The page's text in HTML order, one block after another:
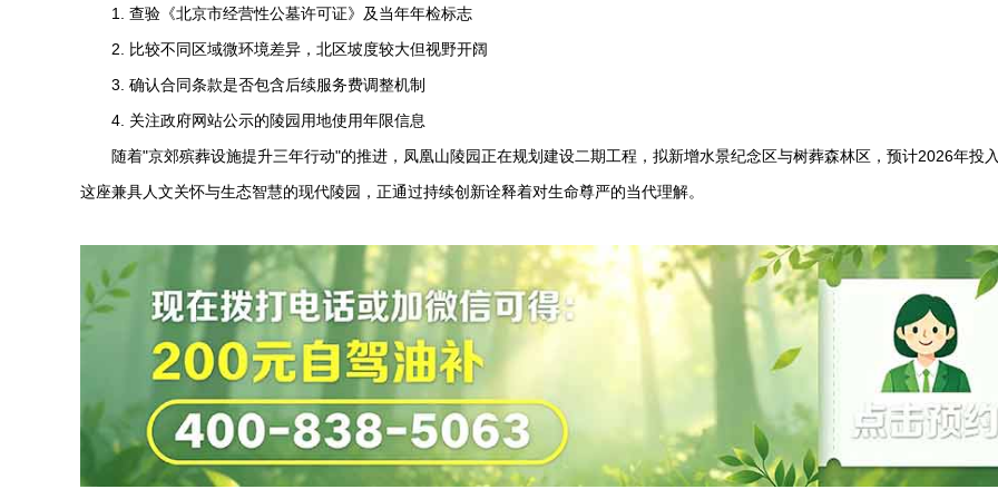
1. 查验《北京市经营性公墓许可证》及当年年检标志
2. 比较不同区域微环境差异，北区坡度较大但视野开阔
3. 确认合同条款是否包含后续服务费调整机制
4. 关注政府网站公示的陵园用地使用年限信息
随着"京郊殡葬设施提升三年行动"的推进， 凤凰山陵园正在规划建设二期工程，拟新增水景纪念区与树葬森林区，预计2026年投
这座兼具人文关怀与生态智慧的现代陵园，正通过持续创新诠释着对生命尊严的当代理解。